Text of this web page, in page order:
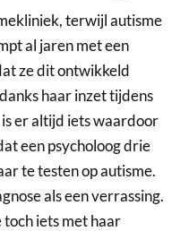
terwijl autisme
al jaren met een
ze dit ontwikkeld
haar inzet tijdens
er altijd iets waardoor
een psycholoog drie
te testen op autisme.
als een verrassing.
iets met haar